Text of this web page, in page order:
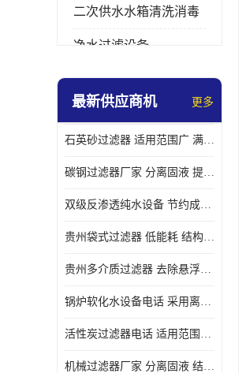
二次供水水箱清洗消毒
净水过滤设备
软水设备
最新供应商机 更多
石英砂过滤器 适用范围广 满足不同的需求
碳钢过滤器厂家 分离固液 提高过滤效率
双级反渗透纯水设备 节约成本 提供高纯度水
贵州袋式过滤器 低能耗 结构简单
贵州多介质过滤器 去除悬浮物 防止水垢和堵塞
锅炉软化水设备电话 采用离子交换技术 减少维修和更换的成本
活性炭过滤器电话 适用范围广 防止水垢和堵塞
机械过滤器厂家 分离固液 结构简单